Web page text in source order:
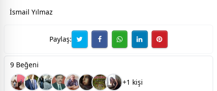
İsmail Yılmaz
Paylaş:
9 Beğeni
+1 kişi